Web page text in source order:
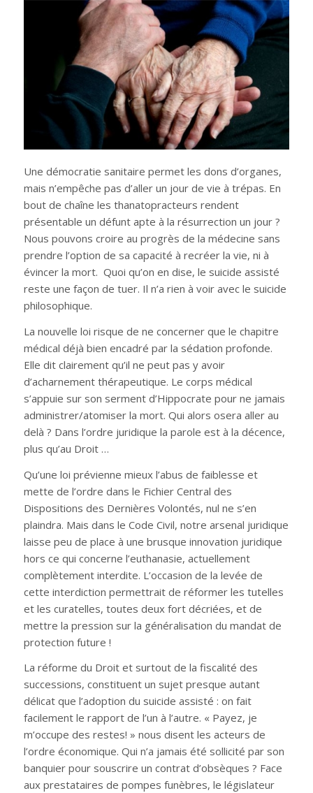
Une démocratie sanitaire permet les dons d’organes,
mais n’empêche pas d’aller un jour de vie à trépas. En
bout de chaîne les thanatopracteurs rendent
présentable un défunt apte à la résurrection un jour ?
Nous pouvons croire au progrès de la médecine sans
prendre l’option de sa capacité à recréer la vie, ni à
évincer la mort. Quoi qu’on en dise, le suicide assisté
reste une façon de tuer. Il n’a rien à voir avec le suicide
philosophique.
La nouvelle loi risque de ne concerner que le chapitre
médical déjà bien encadré par la sédation profonde.
Elle dit clairement qu’il ne peut pas y avoir
d’acharnement thérapeutique. Le corps médical
s’appuie sur son serment d’Hippocrate pour ne jamais
administrer/atomiser la mort. Qui alors osera aller au
delà ? Dans l’ordre juridique la parole est à la décence,
plus qu’au Droit …
Qu’une loi prévienne mieux l’abus de faiblesse et
mette de l’ordre dans le Fichier Central des
Dispositions des Dernières Volontés, nul ne s’en
plaindra. Mais dans le Code Civil, notre arsenal juridique
laisse peu de place à une brusque innovation juridique
hors ce qui concerne l’euthanasie, actuellement
complètement interdite. L’occasion de la levée de
cette interdiction permettrait de réformer les tutelles
et les curatelles, toutes deux fort décriées, et de
mettre la pression sur la généralisation du mandat de
protection future !
La réforme du Droit et surtout de la fiscalité des
successions, constituent un sujet presque autant
délicat que l’adoption du suicide assisté : on fait
facilement le rapport de l’un à l’autre. « Payez, je
m’occupe des restes! » nous disent les acteurs de
l’ordre économique. Qui n’a jamais été sollicité par son
banquier pour souscrire un contrat d’obsèques ? Face
aux prestataires de pompes funèbres, le législateur